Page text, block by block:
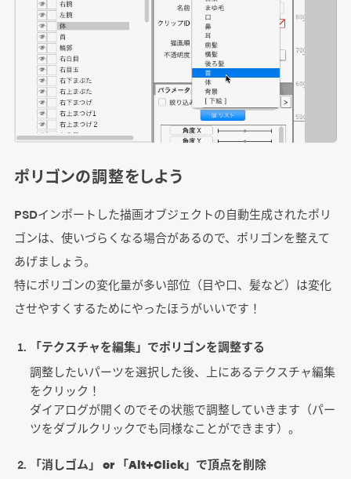
ポリゴンの調整をしよう
PSDインポートした描画オブジェクトの自動生成されたポリ
ゴンは、使いづらくなる場合があるので、ポリゴンを整えて
あげましょう。
特にポリゴンの変化量が多い部位（目や口、髪など）は変化
させやすくするためにやったほうがいいです！
「テクスチャを編集」でポリゴンを調整する
調整したいパーツを選択した後、上にあるテクスチャ編集
をクリック！
ダイアログが開くのでその状態で調整していきます（パー
ツをダブルクリックでも同様なことができます）。
「消しゴム」 or 「Alt+Click」で頂点を削除